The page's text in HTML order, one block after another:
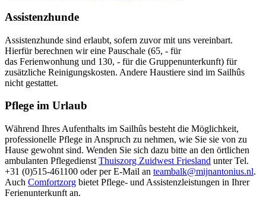
Assistenzhunde
Assistenzhunde sind erlaubt, sofern zuvor mit uns vereinbart.
Hierfür berechnen wir eine Pauschale (65, - für
das Ferienwonhung und 130, - für die Gruppenunterkunft) für
zusätzliche Reinigungskosten. Andere Haustiere sind im Sailhûs
nicht gestattet.
Pflege im Urlaub
Während Ihres Aufenthalts im Sailhûs besteht die Möglichkeit,
professionelle Pflege in Anspruch zu nehmen, wie Sie sie von zu
Hause gewohnt sind. Wenden Sie sich dazu bitte an den örtlichen
ambulanten Pflegedienst Thuiszorg Zuidwest Friesland unter Tel.
+31 (0)515-461100 oder per E-Mail an teambalk@mijnantonius.nl.
Auch Comfortzorg bietet Pflege- und Assistenzleistungen in Ihrer
Ferienunterkunft an.